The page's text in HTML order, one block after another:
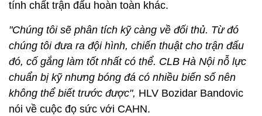
tính chất trận đấu hoàn toàn khác.
"Chúng tôi sẽ phân tích kỹ càng về đối thủ. Từ đó
chúng tôi đưa ra đội hình, chiến thuật cho trận đấu
đó, cố gắng làm tốt nhất có thể. CLB Hà Nội nỗ lực
chuẩn bị kỹ nhưng bóng đá có nhiều biến số nên
không thể biết trước được", HLV Bozidar Bandovic
nói về cuộc đọ sức với CAHN.